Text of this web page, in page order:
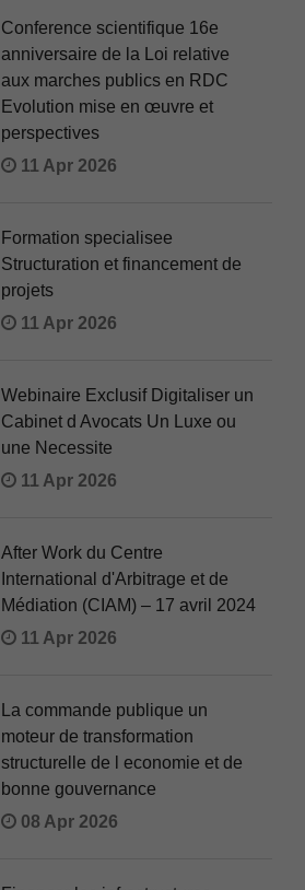
Conference scientifique 16e
anniversaire de la Loi relative
aux marches publics en RDC
Evolution mise en œuvre et
perspectives
11 Apr 2026
Formation specialisee
Structuration et financement de
projets
11 Apr 2026
Webinaire Exclusif Digitaliser un
Cabinet d Avocats Un Luxe ou
une Necessite
11 Apr 2026
After Work du Centre
International d'Arbitrage et de
Médiation (CIAM) – 17 avril 2024
11 Apr 2026
La commande publique un
moteur de transformation
structurelle de l economie et de
bonne gouvernance
08 Apr 2026